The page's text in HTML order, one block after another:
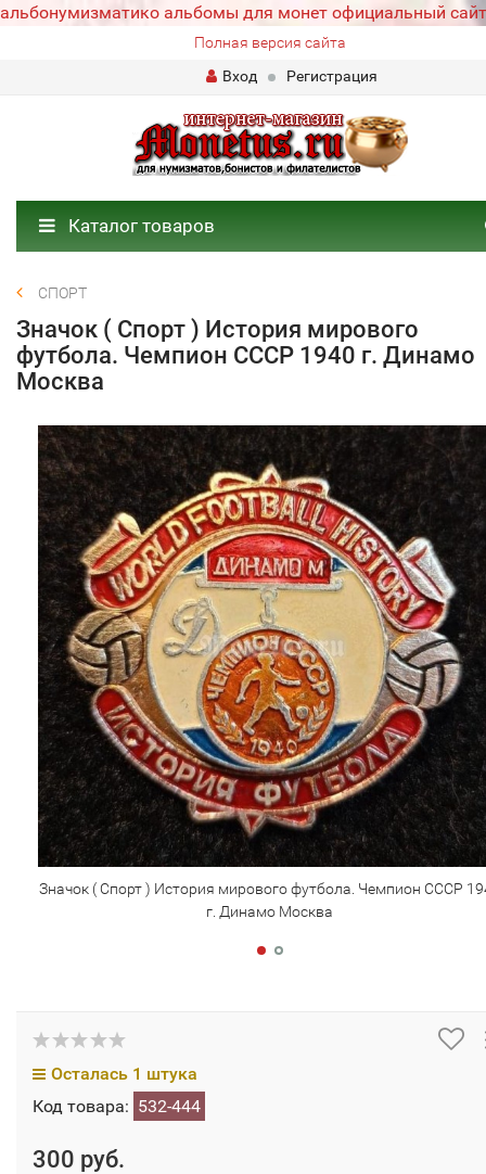
альбонумизматико альбомы для монет официальный сайт
Полная версия сайта
Вход
Регистрация
Каталог товаров
СПОРТ
Значок ( Спорт ) История мирового
футбола. Чемпион СССР 1940 г. Динамо
Москва
Значок ( Спорт ) История мирового футбола. Чемпион СССР
г. Динамо Москва
Осталась 1 штука
Код товара: 532-444
300 руб.